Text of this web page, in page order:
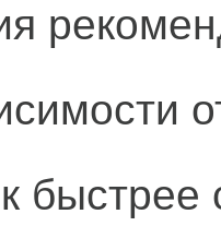
быстрее